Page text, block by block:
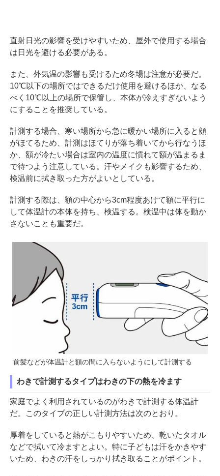
直射日光の影響を受けやすいため、屋外で使用する場合
は日光を避ける必要がある。
また、外気温の影響も受けるため冬場は注意が必要だ。
10℃以下の場所ではできるだけ使用を避けるほか、なる
べく10℃以上の場所で保管し、本体が冷えすぎないよう
にすることを推奨している。
計測する場合、寒い場所から急に暖かい場所に入ると顔
がほてるため、計測はほてりが落ち着いてから行なうほ
か、額が冷たい場合は室内の温度に慣れて額が温まるま
で待つよう注意している。汗やメイクも影響するため、
検温前に拭き取った方がよいとしている。
計測する際は、額の中心から3cm程度あけて額に平行に
して体温計の本体を持ち、検温する。検温中は体を動か
さないことも重要だ。
前髪などが体温計と額の間に入らないようにして計測する
わきで計測するタイプはわきの下の熱を冷ます
家庭でよく利用されているのがわきで計測する体温計
だ。このタイプの正しい計測方法は次のとおり。
厚着をしていると熱がこもりやすいため、乾いたタオル
などで拭いて冷ますとよい。特に子どもは汗をかきやす
いため、わきの汗をしっかり拭き取ることがポイント。